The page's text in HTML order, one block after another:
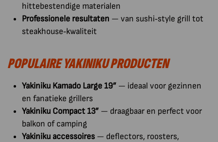
hittebestendige materialen
Professionele resultaten — van sushi‑style grill tot
steakhouse‑kwaliteit
POPULAIRE YAKINIKU PRODUCTEN
Yakiniku Kamado Large 19” — ideaal voor gezinnen
en fanatieke grillers
Yakiniku Compact 13” — draagbaar en perfect voor
balkon of camping
Yakiniku accessoires — deflectors, roosters,